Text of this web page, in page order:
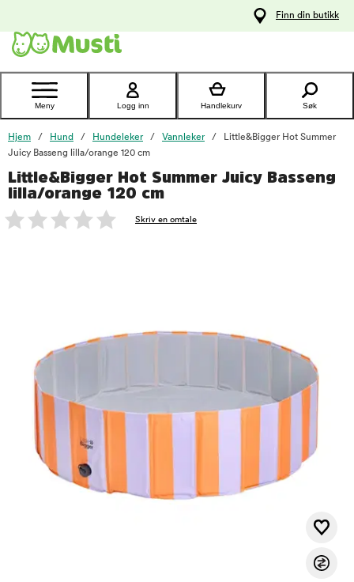
Kontakt
kundeservice
Finn din butikk
Meny Logg inn Handlekurv Søk
Hjem Hund Hundeleker Vannleker
Little&Bigger Hot Summer
Juicy Basseng lilla/orange 120 cm
Little&Bigger Hot Summer Juicy Basseng
lilla/orange 120 cm
Skriv en omtale
foo